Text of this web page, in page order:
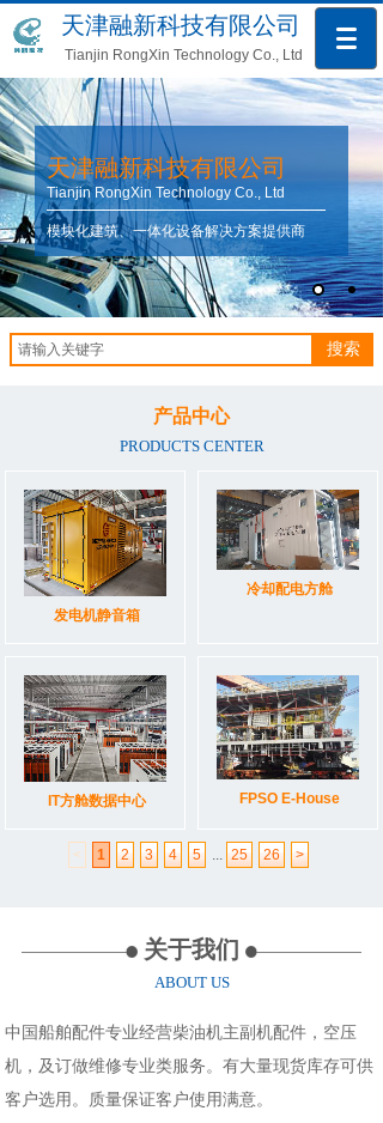
天津融新科技有限公司
Tianjin RongXin Technology Co., Ltd
天津融新科技有限公司
Tianjin RongXin Technology Co., Ltd
模块化建筑、一体化设备解决方案提供商
搜索
发电机静音箱
冷却配电方舱
IT方舱数据中心 FPSO E-House
< 1 2 3 4 5 ... 25 26 >
PRODUCTS CENTER
产品中心
关于我们
ABOUT US
中国 船舶配件专业经营柴油机主副机配件，空压
机，及订做维修专业类服务。有大量现货库存可供
客户选用。质量保证客户使用满意。